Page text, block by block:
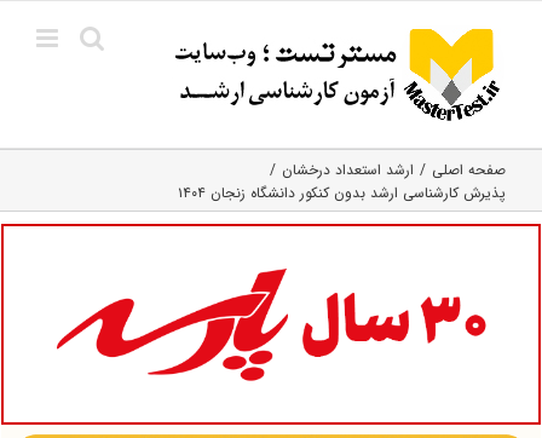
content
صفحه اصلی
ارشد استعداد درخشان
پذیرش کارشناسی ارشد بدون کنکور دانشگاه زنجان ۱۴۰۴